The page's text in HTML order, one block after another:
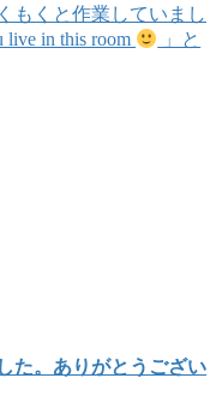
もくと作業していまし
in this room
」と
た。ありがとうござい